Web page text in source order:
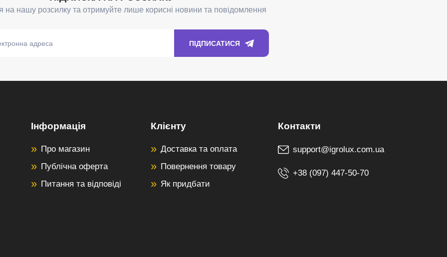
Інформація
Про магазин
Публічна оферта
Питання та відповіді
Клієнту
Доставка та оплата
Повернення товару
Як придбати
support@igrolux.com.ua
+38 (097) 447-50-70